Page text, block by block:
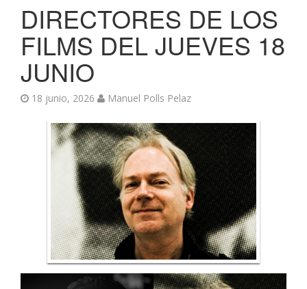
DIRECTORES DE LOS
FILMS DEL JUEVES 18
JUNIO
18 junio, 2026 Manuel Polls Pelaz